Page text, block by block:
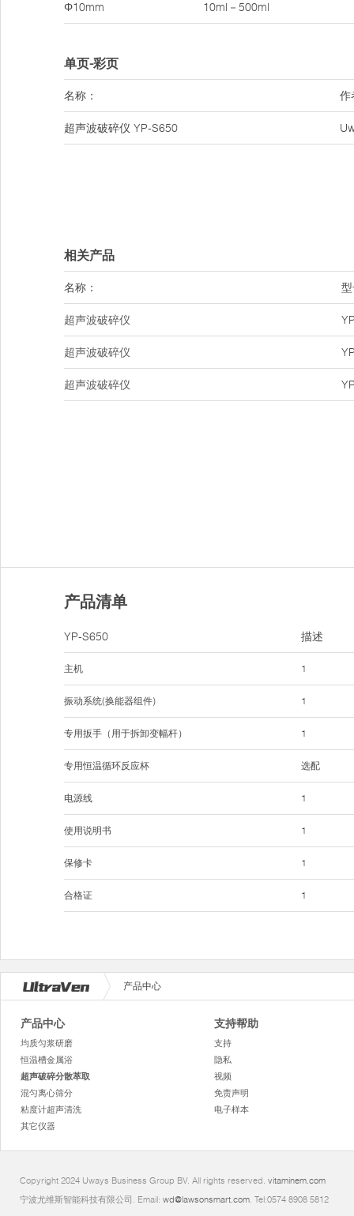
Φ10mm 10ml－500ml
单页-彩页
名称： 作
超声波破碎仪 YP-S650
相关产品
名称：
超声波破碎仪
超声波破碎仪
超声波破碎仪
产品清单
YP-S650
主机
振动系统(换能器组件)
专用扳手（用于拆卸变幅杆）
专用恒温循环反应杯
电源线
使用说明书
保修卡
合格证
描述
1
1
1
选配
1
1
1
1
产品中心
产品中心
均质匀浆研磨
恒温槽金属浴
超声破碎分散萃取
混匀离心筛分
粘度计超声清洗
其它仪器
支持帮助
支持
隐私
视频
免责声明
电子样本
Copyright 2024 Uways Business Group BV. All rights reserved. vitaminem.com
宁波尤维斯智能科技有限公司. Email: wd@lawsonsmart.com. Tel:0574 8908 5812